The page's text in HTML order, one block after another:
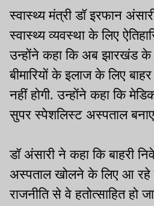
स्वास्थ्य मंत्री डॉ इरफान
स्वास्थ्य व्यवस्था के लिए
उन्होंने कहा कि अब झारखंड के
बीमारियों के इलाज के लिए
नहीं होगी. उन्होंने कहा कि
सुपर स्पेशलिस्ट अस्पताल
डॉ अंसारी ने कहा कि बाहरी
अस्पताल खोलने के लिए आ रहे
राजनीति से वे हतोत्साहित हो